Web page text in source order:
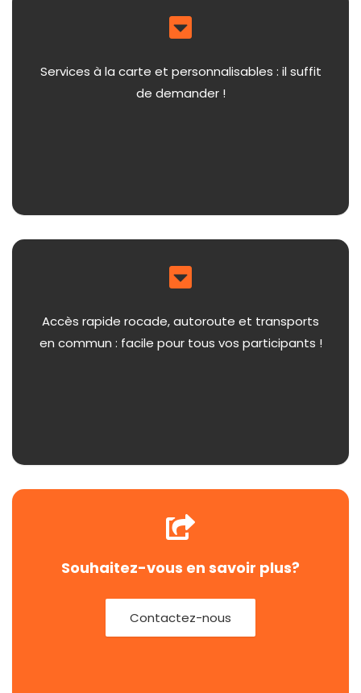
Services à la carte et personnalisables : il suffit
de demander !
Accès rapide rocade, autoroute et transports
en commun : facile pour tous vos participants !
Souhaitez-vous en savoir plus?
Contactez-nous